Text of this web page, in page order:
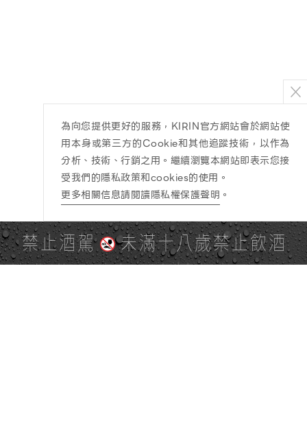
禁止酒駕 未滿十八歲禁止飲酒
為向您提供更好的服務，KIRIN官方網站會於網站使
用本身或第三方的Cookie和其他追蹤技術，以作為
分析、技術、行銷之用。繼續瀏覽本網站即表示您接
受我們的隱私政策和cookies的使用。
更多相關信息請閱讀隱私權保護聲明 。
PAGE TOP